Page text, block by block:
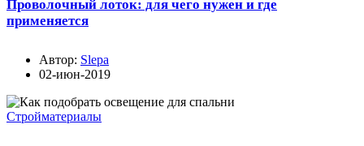
Проволочный лоток: для чего нужен и где
применяется
Автор: Slepa
02-июн-2019
Стройматериалы